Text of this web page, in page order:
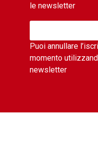
le newsletter
Puoi annullare
momento
newsletter